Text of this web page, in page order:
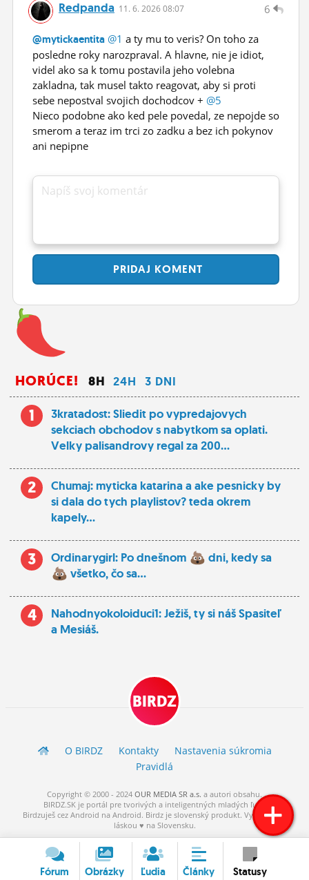
6
Redpanda 11. 6. 2026 08:07
@mytickaentita @1 a ty mu to veris? On toho za
posledne roky narozpraval. A hlavne, nie je idiot,
videl ako sa k tomu postavila jeho volebna
zakladna, tak musel takto reagovat, aby si proti
sebe nepostval svojich dochodcov + @5
Nieco podobne ako ked pele povedal, ze nepojde so
smerom a teraz im trci zo zadku a bez ich pokynov
ani nepipne
Napíš svoj komentár
PRIDAJ KOMENT
HORÚCE! 8H 24H 3 DNI
1
3kratadost: Sliedit po vypredajovych
sekciach obchodov s nabytkom sa oplati.
Velky palisandrovy regal za 200...
2
Chumaj: myticka katarina a ake pesnicky by
si dala do tych playlistov? teda okrem
kapely...
3 Ordinarygirl: Po dnešnom
dni, kedy sa
všetko, čo sa...
4
Nahodnyokoloiduci1: Ježiš, ty si náš Spasiteľ
a Mesiáš.
BIRDZ
O BIRDZ Kontakty
Nastavenia súkromia
Pravidlá
Copyright © 2000 - 2024 OUR MEDIA SR a.s. a autori obsahu.
BIRDZ.SK je portál pre tvorivých a inteligentných mladých ľudí.
Birdzuješ cez Android na Android. Birdz je slovenský produkt. Vytvorené s
láskou ♥ na Slovensku.
Fórum Obrázky Ľudia Články Statusy